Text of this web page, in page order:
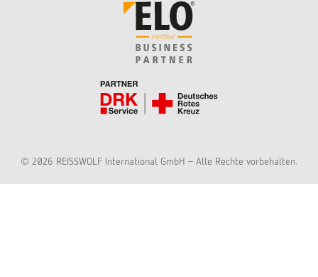
© 2026 REISSWOLF International GmbH - Alle Rechte vorbehalten.